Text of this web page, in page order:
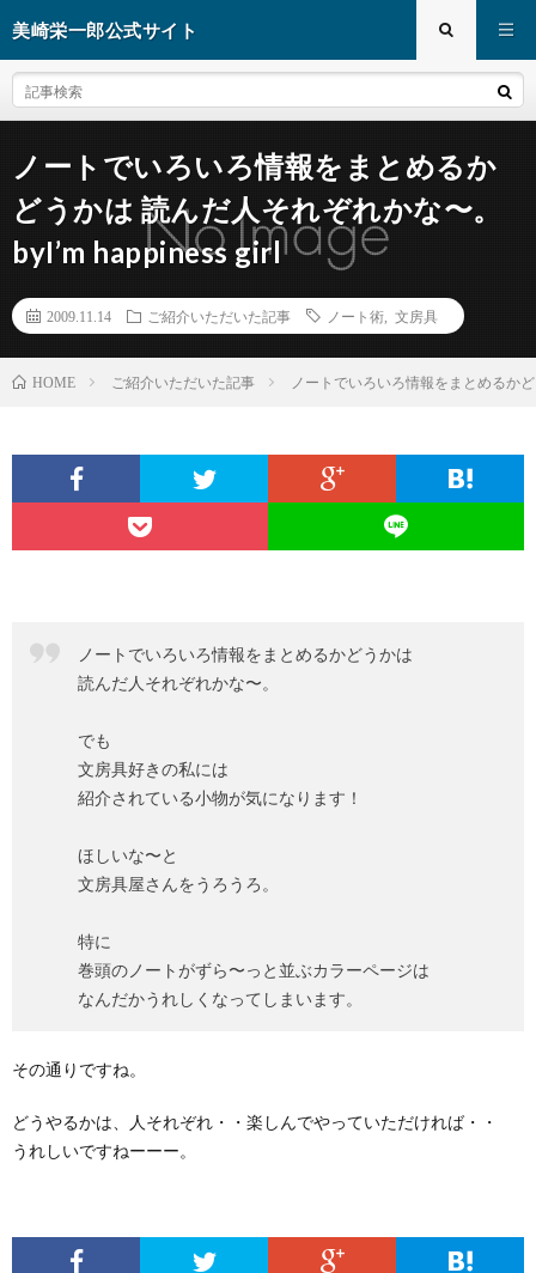
美崎栄一郎公式サイト
ノートでいろいろ情報をまとめるか
どうかは 読んだ人それぞれかな〜。
byI’m happiness girl
2009.11.14 ご紹介いただいた記事 ノート術 文房具
HOME ご紹介いただいた記事 ノートでいろいろ情報をまとめるか
ノートでいろいろ情報をまとめるかどうかは
読んだ人それぞれかな〜。
でも
文房具好きの私には
紹介されている小物が気になります！
ほしいな〜と
文房具屋さんをうろうろ。
特に
巻頭のノートがずら〜っと並ぶカラーページは
なんだかうれしくなってしまいます。
その通りですね。
どうやるかは、人それぞれ・・楽しんでやっていただければ・・
うれしいですねーーー。